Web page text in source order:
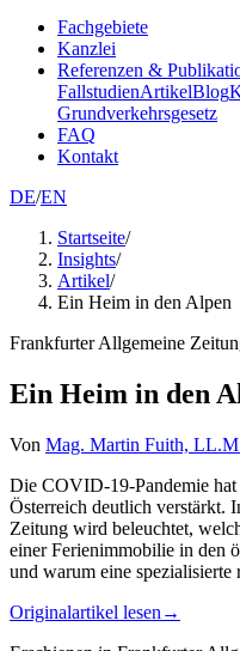
Fachgebiete
Kanzlei
Referenzen &
FallstudienArtikelBlog
Grundverkehrsgesetz
FAQ
Kontakt
DE/EN
Startseite/
Insights/
Artikel/
Ein Heim in den Alpen
Frankfurter Allgemeine
Ein Heim in den
Von Mag. Martin Fuith,
Die COVID-19-Pandemie hat
Österreich deutlich verstärkt.
Zeitung wird beleuchtet,
einer Ferienimmobilie in den
und warum eine
Originalartikel lesen →